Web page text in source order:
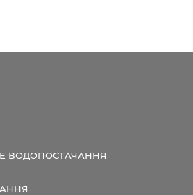
ВОДОПОСТАЧАННЯ